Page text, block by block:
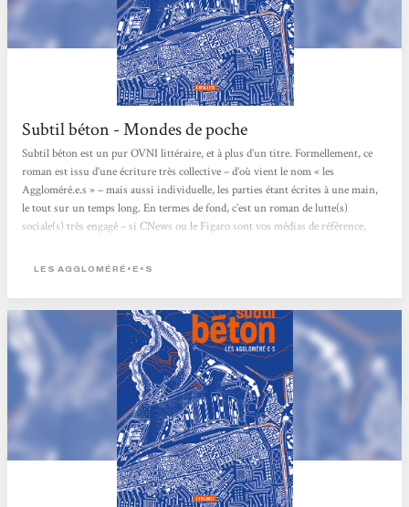
Subtil béton - Mondes de poche
Subtil béton est un pur OVNI littéraire, et à plus d’un titre. Formellement, ce
roman est issu d’une écriture très collective – d’où vient le nom « les
Aggloméré.e.s » – mais aussi individuelle, les parties étant écrites à une main,
le tout sur un temps long. En termes de fond, c’est un roman de lutte(s)
sociale(s) très engagé – si CNews ou le Figaro sont vos médias de référence,
l’impression que la maison...
LES AGGLOMÉRÉ•E•S